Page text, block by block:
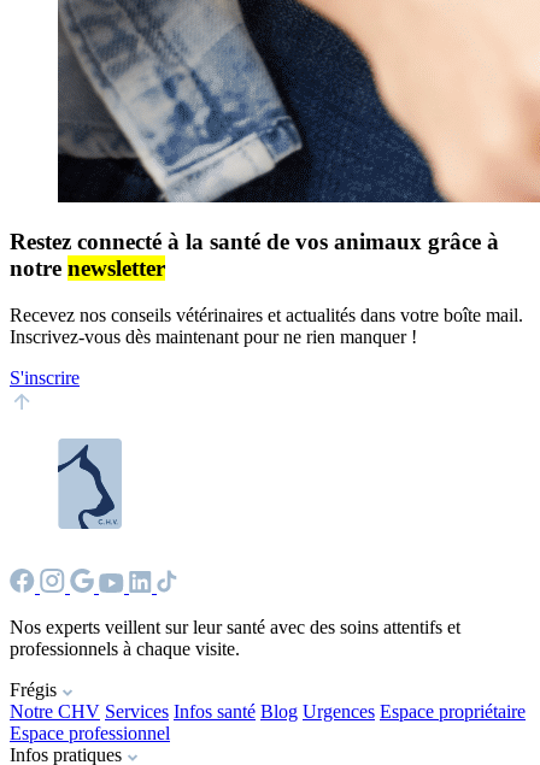
Restez connecté à la santé de vos animaux grâce à
notre newsletter
Recevez nos conseils vétérinaires et actualités dans votre boîte mail.
Inscrivez-vous dès maintenant pour ne rien manquer !
S'inscrire
Nos experts veillent sur leur santé avec des soins attentifs et
professionnels à chaque visite.
Frégis
Notre CHV Services Infos santé Blog Urgences Espace propriétaire
Espace professionnel
Infos pratiques